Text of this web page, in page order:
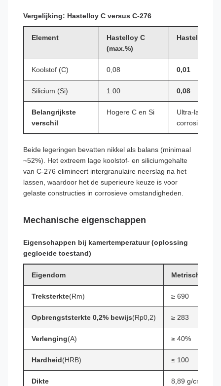
Vergelijking: Hastelloy C versus C-276
Element
Hastelloy C
(max.%)
Hastelloy C-
Koolstof (C) 0,08 0,01
Silicium (Si) 1.00 0,08
Belangrijkste
verschil
Hogere C en Si
Ultra-lage
Beide legeringen bevatten nikkel als balans (minimaal
~52%). Het extreem lage koolstof- en siliciumgehalte
van C-276 elimineert intergranulaire neerslag na het
lassen, waardoor het de superieure keuze is voor
gelaste constructies in corrosieve omstandigheden.
Mechanische eigenschappen
Eigenschappen bij kamertemperatuur (oplossing
gegloeide toestand)
Eigendom Metrisch (MPa)
Treksterkte(Rm) ≥ 690
Opbrengststerkte 0,2% bewijs(Rp0,2) ≥ 283
Verlenging(A) ≥ 40%
Hardheid(HRB) ≤ 100
Dikte 8,89 g/cm³